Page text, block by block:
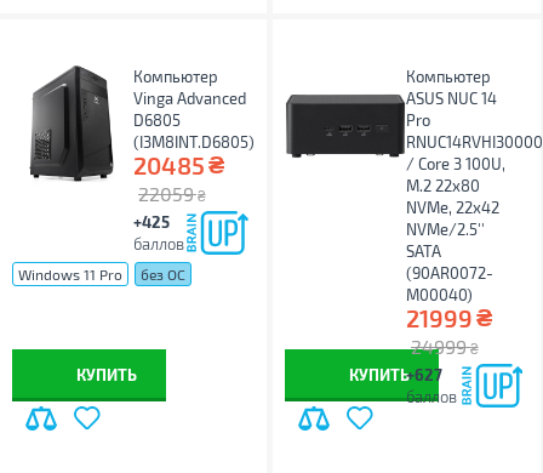
Компьютер
Vinga Advanced
D6805
(I3M8INT.D6805)
20485₴
22059 ₴
+425
баллов
Windows 11 Pro без ОС
КУПИТЬ
Компьютер
ASUS NUC 14
Pro
/ Core 3 100U,
M.2 22x80
NVMe, 22x42
NVMe/2.5''
SATA
(90AR0072-
M00040)
21999₴
24999 ₴
+627
баллов
КУПИТЬ